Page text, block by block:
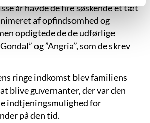
år havde de fire søskende et tæt
af opfindsomhed og
opdigtede de de udførlige
og ”Angria”, som de skrev
ringe indkomst blev familiens
blive guvernanter, der var den
indtjeningsmulighed for
på den tid.